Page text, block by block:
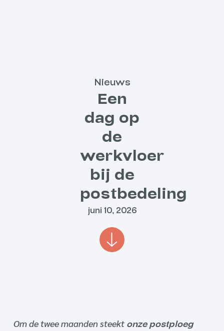
Nieuws
Een
dag op
de
werkvloer
bij de
postbedeling
juni 10, 2026
Om de twee maanden steekt onze postploeg